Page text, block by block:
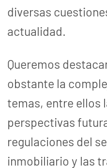
diversas
actualidad.
Queremos
obstante la
temas, entre ellos
perspectivas
regulaciones del
inmobiliario y las